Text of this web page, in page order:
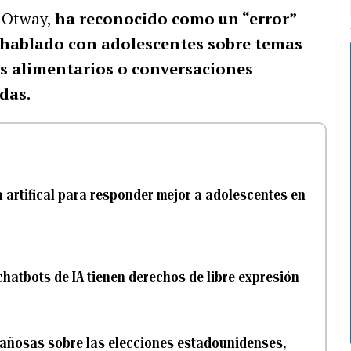
ha reconocido como un “error”
con adolescentes sobre temas
alimentarios o conversaciones
para responder mejor a adolescentes en
de IA tienen derechos de libre expresión
sobre las elecciones estadounidenses,